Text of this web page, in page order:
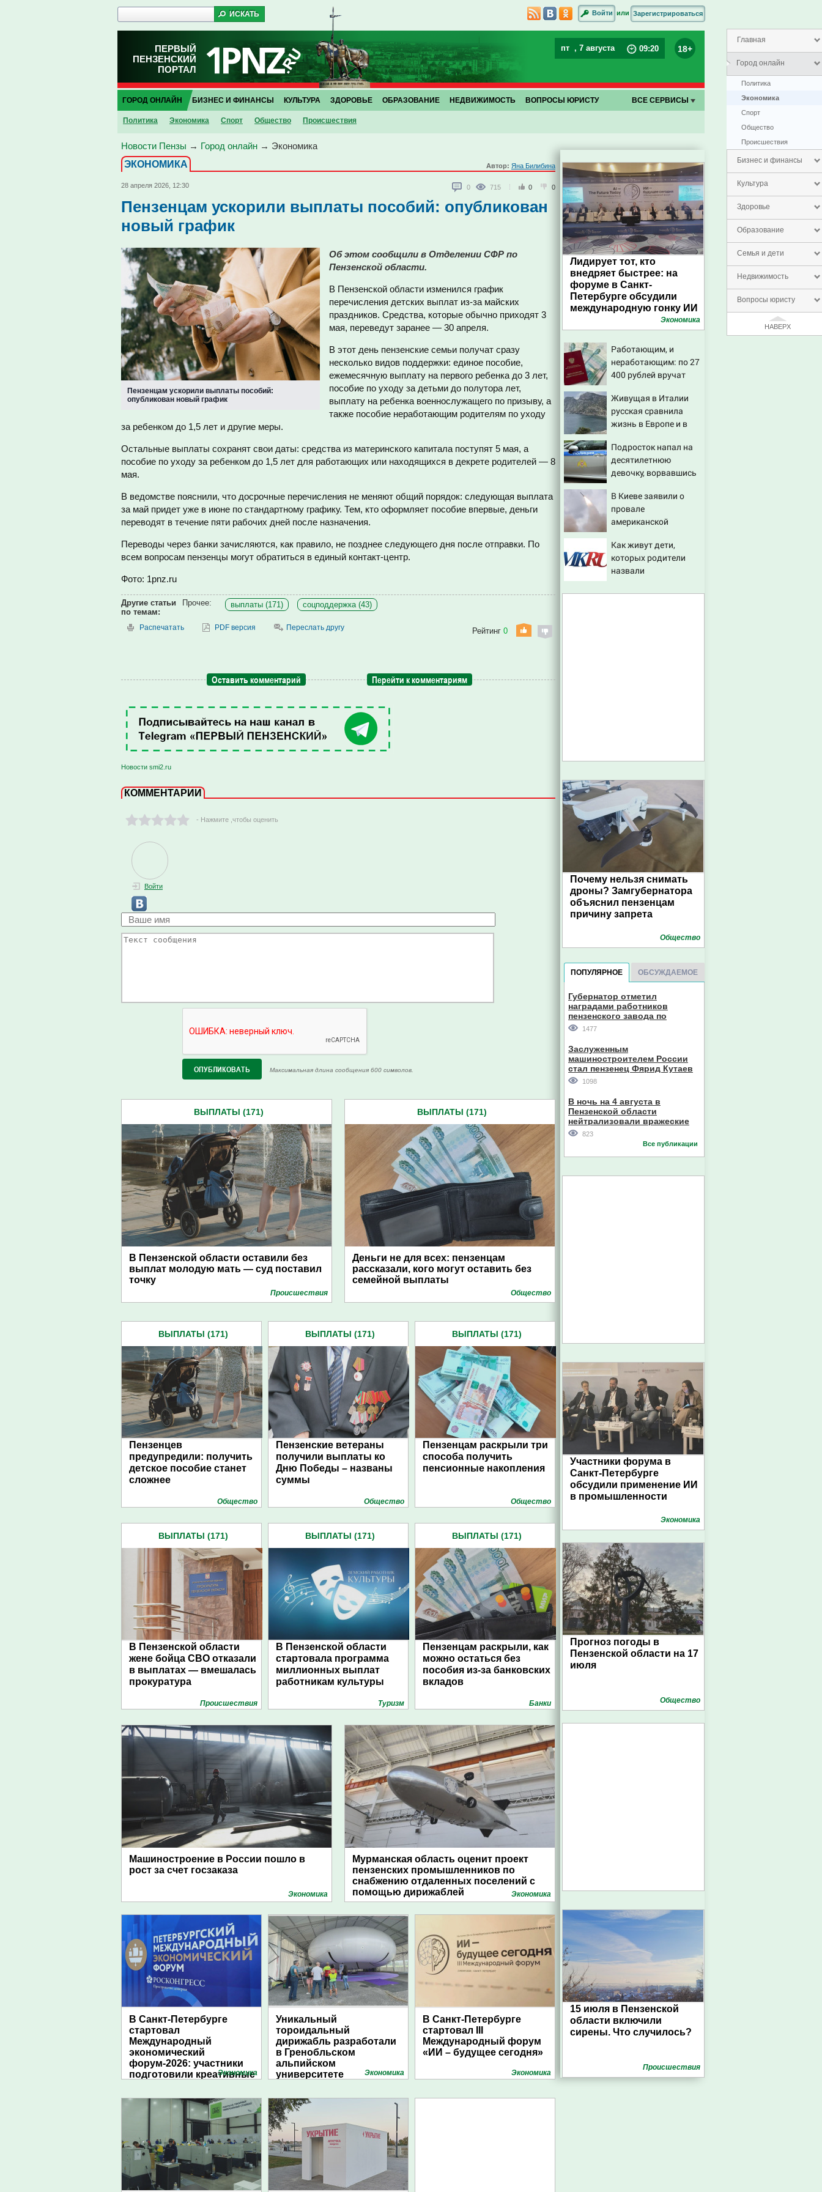
Главная
Город онлайн
Политика
Экономика
Спорт
Общество
Проиcшествия
Бизнес и финансы
Культура
Здоровье
Образование
Семья и дети
Недвижимость
Вопросы юристу
НАВЕРХ
Войти или Зарегистрироваться
ПЕРВЫЙ
ПЕНЗЕНСКИЙ
ПОРТАЛ
пт , 7 августа 09:20 18+
ГОРОД ОНЛАЙН
Политика Экономика Спорт Общество Проиcшествия
БИЗНЕС И ФИНАНСЫ КУЛЬТУРА ЗДОРОВЬЕ ОБРАЗОВАНИЕ НЕДВИЖИМОСТЬ ВОПРОСЫ ЮРИСТУ ВСЕ СЕРВИСЫ
Новости Пензы → Город онлайн → Экономика
ЭКОНОМИКА
Автор: Яна Билибина
28 апреля 2026, 12:30 0 715 0 0
Пензенцам ускорили выплаты пособий: опубликован
новый график
Пензенцам ускорили выплаты пособий:
опубликован новый график
Об этом сообщили в Отделении СФР по
Пензенской области.
В Пензенской области изменился график
перечисления детских выплат из-за майских
праздников. Средства, которые обычно приходят 3
мая, переведут заранее — 30 апреля.
В этот день пензенские семьи получат сразу
несколько видов поддержки: единое пособие,
ежемесячную выплату на первого ребенка до 3 лет,
пособие по уходу за детьми до полутора лет,
выплату на ребенка военнослужащего по призыву, а
также пособие неработающим родителям по уходу
за ребенком до 1,5 лет и другие меры.
Остальные выплаты сохранят свои даты: средства из материнского капитала поступят 5 мая, а
пособие по уходу за ребенком до 1,5 лет для работающих или находящихся в декрете родителей — 8
мая.
В ведомстве пояснили, что досрочные перечисления не меняют общий порядок: следующая выплата
за май придет уже в июне по стандартному графику. Тем, кто оформляет пособие впервые, деньги
переводят в течение пяти рабочих дней после назначения.
Переводы через банки зачисляются, как правило, не позднее следующего дня после отправки. По
всем вопросам пензенцы могут обратиться в единый контакт-центр.
Фото: 1pnz.ru
Другие статьи
по темам:
Прочее: выплаты (171) соцподдержка (43)
Распечатать PDF версия Переслать другу Рейтинг 0
Оставить комментарий Перейти к комментариям
Новости smi2.ru
КОММЕНТАРИИ
- Нажмите ,чтобы оценить
Войти
Максимальная длина сообщения 600 символов.
ВЫПЛАТЫ (171)
В Пензенской области оставили без
выплат молодую мать — суд поставил
точку
Проиcшествия
ВЫПЛАТЫ (171)
Деньги не для всех: пензенцам
рассказали, кого могут оставить без
семейной выплаты
Общество
ВЫПЛАТЫ (171)
Пензенцев
предупредили: получить
детское пособие станет
сложнее
Общество
ВЫПЛАТЫ (171)
Пензенские ветераны
получили выплаты ко
Дню Победы – названы
суммы
Общество
ВЫПЛАТЫ (171)
Пензенцам раскрыли три
способа получить
пенсионные накопления
Общество
ВЫПЛАТЫ (171)
В Пензенской области
жене бойца СВО отказали
в выплатах — вмешалась
прокуратура
Проиcшествия
ВЫПЛАТЫ (171)
В Пензенской области
стартовала программа
миллионных выплат
работникам культуры
Туризм
ВЫПЛАТЫ (171)
Пензенцам раскрыли, как
можно остаться без
пособия из-за банковских
вкладов
Банки
Машиностроение в России пошло в
рост за счет госзаказа
Экономика
Мурманская область оценит проект
пензенских промышленников по
снабжению отдаленных поселений с
помощью дирижаблей
Экономика
В Санкт-Петербурге
стартовал
Международный
экономический
форум-2026: участники
подготовили креативные
Экономика
Уникальный
тороидальный
дирижабль разработали
в Гренобльском
альпийском
университете
Экономика
В Санкт-Петербурге
стартовал III
Международный форум
«ИИ – будущее сегодня»
Экономика
Лидирует тот, кто
внедряет быстрее: на
форуме в Санкт-
Петербурге обсудили
международную гонку ИИ
Экономика
Работающим, и
неработающим: по 27
400 рублей вручат
сентябре -
PrimaMedia.ru
Живущая в Италии
русская сравнила
жизнь в Европе и в
Подросток напал на
десятилетнюю
девочку, ворвавшись
В Киеве заявили о
провале
американской
лучника» против
России
Как живут дети,
которых родители
назвали
именами?
Почему нельзя снимать
дроны? Замгубернатора
объяснил пензенцам
причину запрета
Общество
ПОПУЛЯРНОЕ ОБСУЖДАЕМОЕ
Губернатор отметил
наградами работников
пензенского завода по
производству станков
1477
Заслуженным
машиностроителем России
стал пензенец Фярид Кутаев
1098
В ночь на 4 августа в
Пензенской области
нейтрализовали вражеские
дроны
823
Все публикации
Участники форума в
Санкт-Петербурге
обсудили применение ИИ
в промышленности
Экономика
Прогноз погоды в
Пензенской области на 17
июля
Общество
15 июля в Пензенской
области включили
сирены. Что случилось?
Проиcшествия